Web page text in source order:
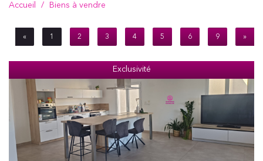
Accueil Biens à vendre
« 1 2 3 4 5 6 9 »
Exclusivité